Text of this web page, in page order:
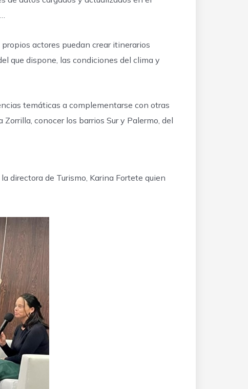
actores puedan crear itinerarios
que dispone, las condiciones del clima y
temáticas a complementarse con otras
conocer los barrios Sur y Palermo, del
directora de Turismo, Karina Fortete quien